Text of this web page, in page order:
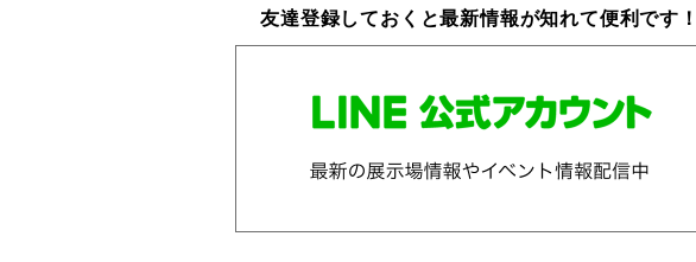
友達登録しておくと最新情報が知れて便利です！